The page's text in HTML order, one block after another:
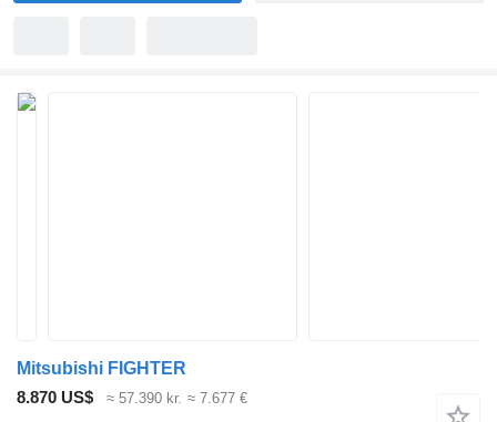
Mitsubishi FIGHTER
8.870 US$
≈ 57.390 kr. ≈ 7.677 €